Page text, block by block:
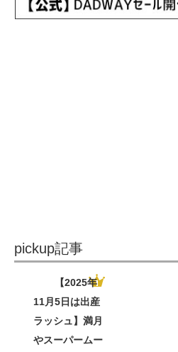
pickup記事
【2025年
11月5日は出産
ラッシュ】満月
やスーパームー